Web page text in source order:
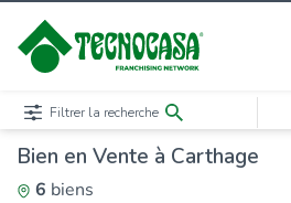
Bien en Vente à Carthage
6 biens
Filtrer la recherche